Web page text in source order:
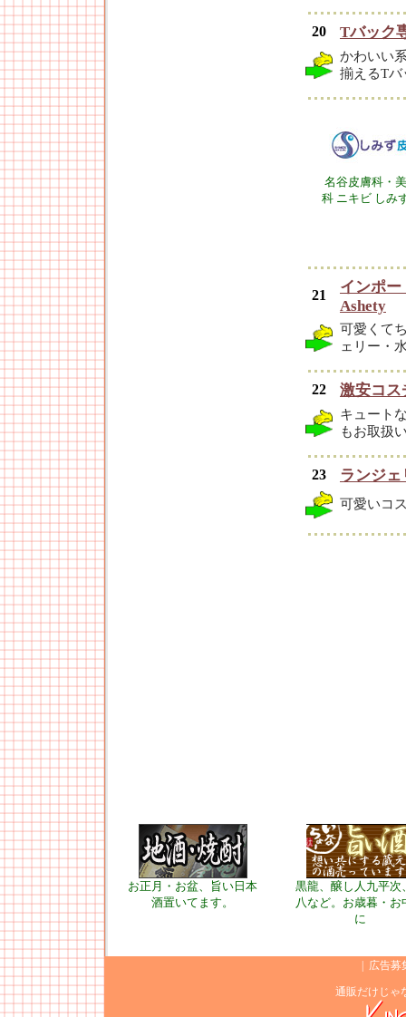
20 Tバック
かわいい
揃えるT
名谷皮膚科・
科 ニキビ しみ
21
インポ
Ashety
可愛くて
ェリー・
22 激安コス
キュート
もお取扱
23 ランジェ
可愛いコ
お正月・お盆、旨い日本
酒置いてます。
黒龍、醸し人九平次
八など。お歳暮・お
に
広告募
通販だけじゃ